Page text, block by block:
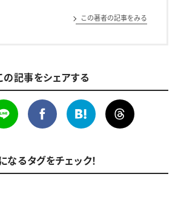
この著者の記事をみる
の記事をシェアする
なるタグをチェック！